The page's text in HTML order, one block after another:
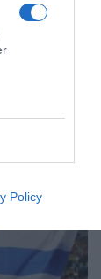
Policy